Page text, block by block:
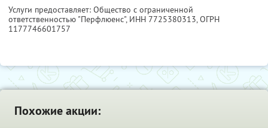
Услуги предоставляет: Общество с ограниченной
ответственностью "Перфлюенс", ИНН 7725380313, ОГРН
1177746601757
Похожие акции: